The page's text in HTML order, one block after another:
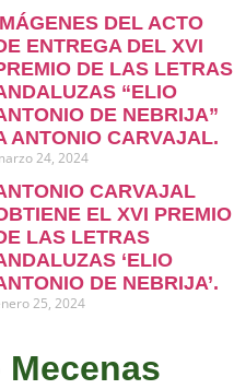
DEL ACTO
ENTREGA DEL XVI
DE LAS LETRAS
“ELIO
DE NEBRIJA”
ANTONIO CARVAJAL.
24, 2024
CARVAJAL
EL XVI PREMIO
LAS LETRAS
‘ELIO
DE NEBRIJA’.
25, 2024